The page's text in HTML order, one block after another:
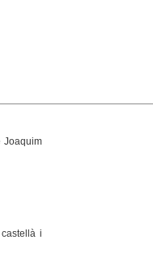
Joaquim
i